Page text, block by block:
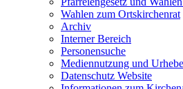
Wahlen zum Ortskirchenrat
Archiv
Interner Bereich
Personensuche
Mediennutzung und
Datenschutz Website